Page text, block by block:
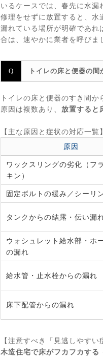
いるケースでは、春先に水漏
修理をせずに放置すると、水
漏れている場所が明確であ
合は、速やかに業者を呼びま
トイレの床と便器の
トイレの床と便器のすき間
原因は複数あり、 放置すると
【主な原因と症状の対応一覧】
原因
ワックスリングの劣化（フ
キン）
固定ボルトの緩み／シーリ
タンクからの結露・伝い漏
ウォシュレット給水部・ホ
の漏れ
給水管・止水栓からの漏れ
床下配管からの漏れ
【注意すべき「見逃しやすい
木造住宅で床がフカフカする